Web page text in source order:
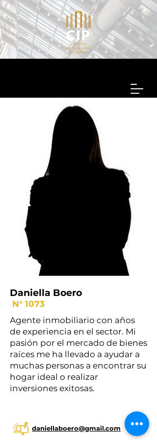
Daniella Boero
N° 1073
Agente inmobiliario con años
de experiencia en el sector. Mi
pasión por el mercado de bienes
raíces me ha llevado a ayudar a
muchas personas a encontrar su
hogar ideal o realizar
inversiones exitosas.
daniellaboero@gmail.com